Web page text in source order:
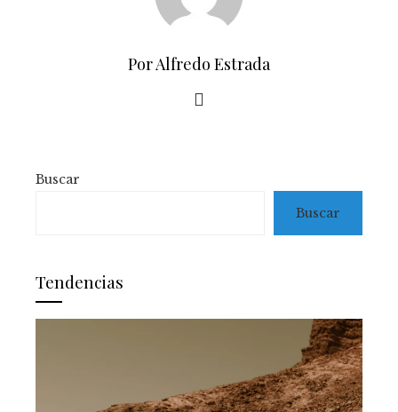
Por Alfredo Estrada
Buscar
Buscar
Tendencias